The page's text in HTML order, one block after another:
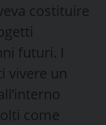
costituire
futuri. I
vivere un
come